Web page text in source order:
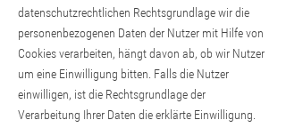
datenschutzrechtlichen Rechtsgrundlage wir die
personenbezogenen Daten der Nutzer mit Hilfe von
Cookies verarbeiten, hängt davon ab, ob wir Nutzer
um eine Einwilligung bitten. Falls die Nutzer
einwilligen, ist die Rechtsgrundlage der
Verarbeitung Ihrer Daten die erklärte Einwilligung.